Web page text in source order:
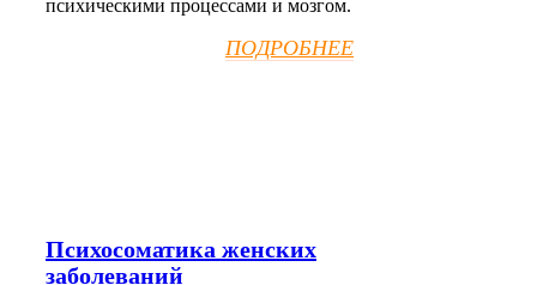
психическими процессами и мозгом.
ПОДРОБНЕЕ
Психосоматика женских
заболеваний